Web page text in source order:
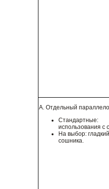
А. Отдельный
Стандартные:
использования с
На выбор:
сошника.